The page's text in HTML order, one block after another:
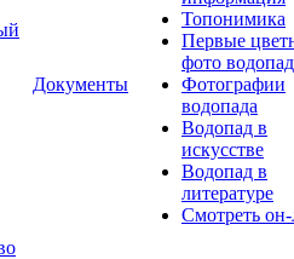
Документы
Топонимика
Первые
фото
Фотографии
водопада
Водопад в
искусстве
Водопад в
литературе
Смотреть